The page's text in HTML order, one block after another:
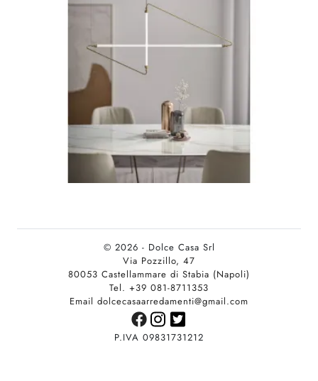
© 2026 - Dolce Casa Srl
Via Pozzillo, 47
80053 Castellammare di Stabia (Napoli)
Tel. +39 081-8711353
Email dolcecasaarredamenti@gmail.com
P.IVA 09831731212